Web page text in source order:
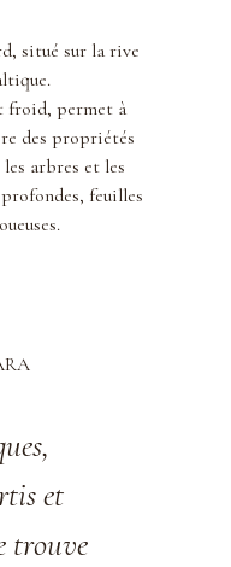
situé sur la rive
froid, permet à
des propriétés
arbres et les
feuilles
et
trouve